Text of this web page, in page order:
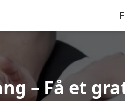
– Få et